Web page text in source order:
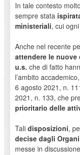
In tale contesto
sempre stata
ministeriali, cui ogni
Anche nel recente
attendere le
u.s. che di fatto
l’ambito
6 agosto 2021, n.
2021, n. 133, che
prioritario delle
Tali disposizioni,
decise dagli Organi
messe in